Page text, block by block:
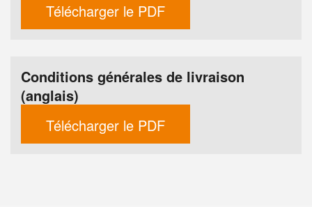
Télécharger le PDF
Conditions générales de livraison
(anglais)
Télécharger le PDF